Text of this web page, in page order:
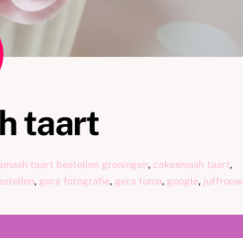
taart
taart bestellen groningen, cakesmash taart,
, gera fotografie, gera tuma, google, juffrouw